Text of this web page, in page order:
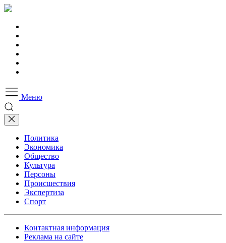
Меню
Политика
Экономика
Общество
Культура
Персоны
Происшествия
Экспертиза
Спорт
Контактная информация
Реклама на сайте